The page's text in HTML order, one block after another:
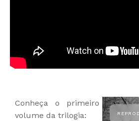
Conheça o primeiro
volume da trilogia: